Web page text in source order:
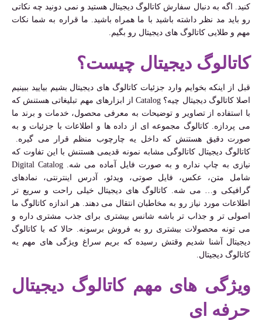
کنید. اگه به دنبال سفارش کاتالوگ دیجیتال هستید و نمی دونید چه نکاتی
رو باید مد نظر داشته باشید با ما همراه باشید. ما قراره به شما نکات
مهم و طلایی کاتالوگ های دیجیتال رو بگیم.
کاتالوگ دیجیتال چیست؟
قبل از اینکه بخوایم وارد جزئیات کاتالوگ های دیجیتال بشیم بیایید ببینیم
اصلا کاتالوگ دیجیتال چیه؟ Catalogاز ابزارهای مهم تبلیغاتی هستنش که
با استفاده از تصاویر و توضیحات به معرفی محصول، خدمات و برند ما
می پردازه. کاتالوگ مجموعه ای از داده ها و اطلاعات با جزئیات و به
صورت دقیق هستنش که داخل یه چارچوب منظم قرار می گیره.
کاتالوگ دیجیتال کاتالوگی مشابه نمونه قدیمی هستنش با این تفاوت که
نیازی به چاپ نداره و به صورت فایل آماده می شه. Digital Catalog
شامل متن، عکس، فایل صوتی، ویدئو، آدرس اینترنتی، نمادهای
گرافیکی و… می شه. کاتالوگ های دیجیتال خیلی راحت و سریع تر
اطلاعات مورد نیاز رو به مخاطبان انتقال می دهند. هر اندازه کاتالوگ ما
اصولی تر و جذاب تر باشه شانس بیشتری برای جذب مشتری داره و
می تونه محصولات بیشتری رو به فروش برسونه. حالا که با کاتالوگ
دیجیتال آشنا شدیم وقتش رسیده که بریم سراغ ویژگی های مهم یه
کاتالوگ دیجیتال.
ویژگی های مهم کاتالوگ دیجیتال
حرفه ای